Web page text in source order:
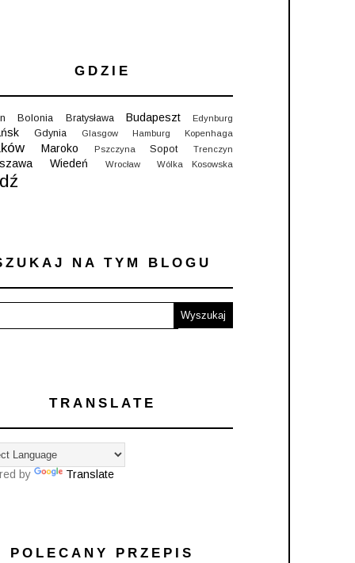
GDZIE
Bolonia Bratysława Budapeszt Edynburg
Gdynia Glasgow Hamburg Kopenhaga
Maroko Pszczyna Sopot Trenczyn
Wiedeń Wrocław Wólka Kosowska
NA TYM BLOGU
TRANSLATE
by Translate
POLECANY PRZEPIS